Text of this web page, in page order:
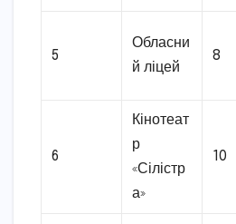
5
Обласни
й ліцей
8
6
Кінотеат
р
«Сілістр
а»
10